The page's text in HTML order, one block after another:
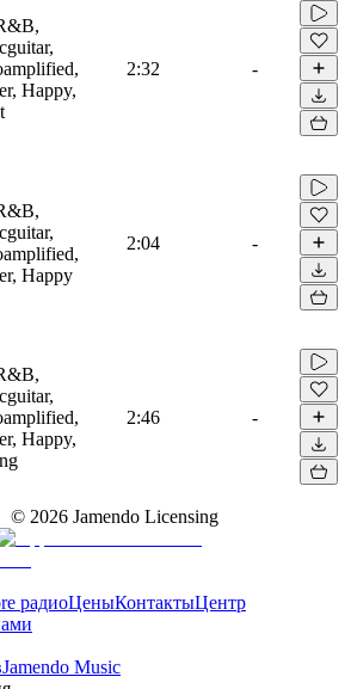
Happy,
2:32 -
Happy
2:04 -
Happy,
2:46 -
© 2026 Jamendo Licensing
радиоЦеныКонтактыЦентр
Jamendo Music